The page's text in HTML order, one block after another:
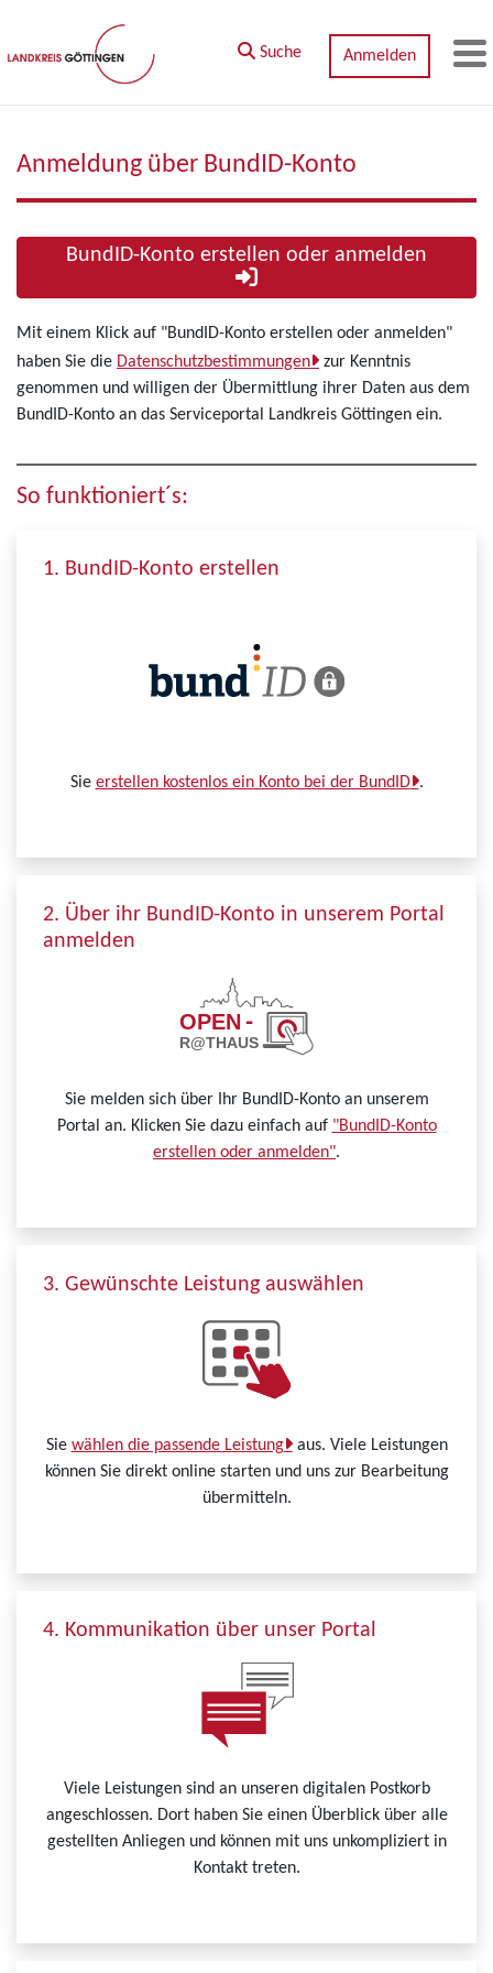
Zum Hauptinhalt springen
Suche
Anmelden
Anmeldung über BundID-Konto
Mit einem Klick auf "BundID-Konto erstellen oder anmelden"
haben Sie die Datenschutzbestimmungen
zur Kenntnis
genommen und willigen der Übermittlung ihrer Daten aus dem
BundID-Konto an das Serviceportal Landkreis Göttingen ein.
So funktioniert´s:
1. BundID-Konto erstellen
Sie erstellen kostenlos ein Konto bei der BundID .
2. Über ihr BundID-Konto in unserem Portal
anmelden
Sie melden sich über Ihr BundID-Konto an unserem
Portal an. Klicken Sie dazu einfach auf "BundID-Konto
erstellen oder anmelden".
3. Gewünschte Leistung auswählen
Sie wählen die passende Leistung aus. Viele Leistungen
können Sie direkt online starten und uns zur Bearbeitung
übermitteln.
4. Kommunikation über unser Portal
Viele Leistungen sind an unseren digitalen Postkorb
angeschlossen. Dort haben Sie einen Überblick über alle
gestellten Anliegen und können mit uns unkompliziert in
Kontakt treten.